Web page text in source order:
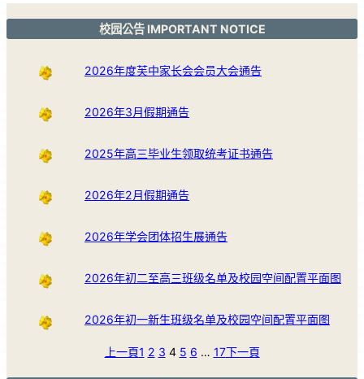
校园公告 IMPORTANT NOTICE
2026年度芙中家长会会员大会通告
2026年3月假期通告
2025年高三毕业生领取统考证书通告
2026年2月假期通告
2026年学会团体招生展通告
2026年初二至高三班级名单及校园空间配置平面图
2026年初一新生班级名单及校园空间配置平面图
上一頁1 2 3 4 5 6 … 17下一頁